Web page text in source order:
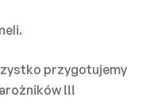
przygotujemy
!!!